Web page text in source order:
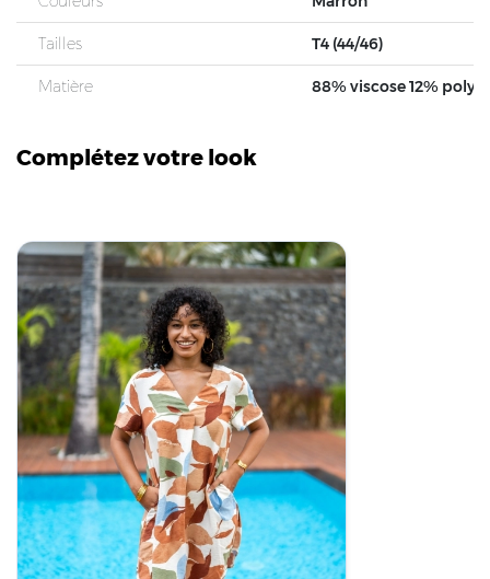
Tailles T4 (44/46)
Matière 88% viscose 12%
Complétez votre look